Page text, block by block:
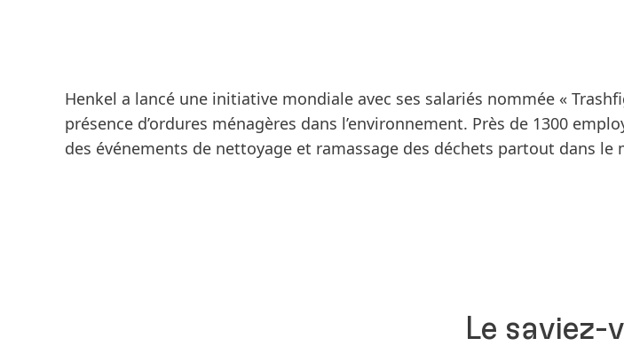
Henkel a lancé une initiative mondiale avec ses salariés nommée «
présence d’ordures ménagères dans l’environnement. Près de 1300
des événements de nettoyage et ramassage des déchets partout dans le
Le saviez-